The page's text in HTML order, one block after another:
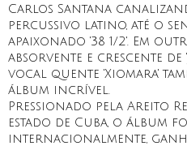
Carlos Santana
percussivo latino, até o
apaixonado '38 1/2'. Em
absorvente e crescente de
vocal quente 'Xiomara'
álbum incrível.
Pressionado pela Areito
estado de Cuba, o álbum
internacionalmente,